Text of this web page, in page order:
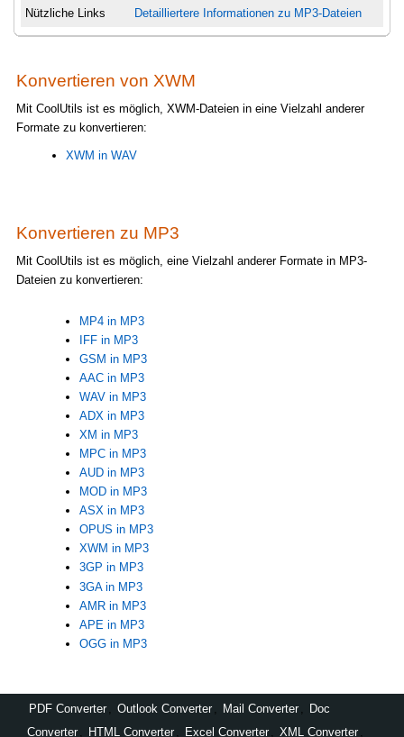
Nützliche Links Detailliertere Informationen zu MP3-Dateien
Konvertieren von XWM
Mit CoolUtils ist es möglich, XWM-Dateien in eine Vielzahl anderer
Formate zu konvertieren:
XWM in WAV
Konvertieren zu MP3
Mit CoolUtils ist es möglich, eine Vielzahl anderer Formate in MP3-
Dateien zu konvertieren:
MP4 in MP3
IFF in MP3
GSM in MP3
AAC in MP3
WAV in MP3
ADX in MP3
XM in MP3
MPC in MP3
AUD in MP3
MOD in MP3
ASX in MP3
OPUS in MP3
XWM in MP3
3GP in MP3
3GA in MP3
AMR in MP3
APE in MP3
OGG in MP3
PDF Converter Outlook Converter Mail Converter
Doc
Converter
HTML Converter Excel Converter XML Converter